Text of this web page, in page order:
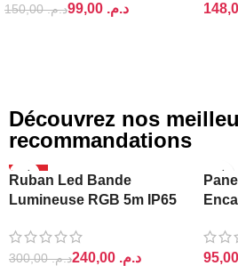
د.م.150,00 د.م.
Découvrez nos
recommandations
-20%
Ruban Led Bande
Lumineuse RGB 5m IP65
د.م.300,00 د.م.